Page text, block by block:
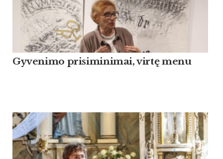
Gyvenimo prisiminimai, virtę menu